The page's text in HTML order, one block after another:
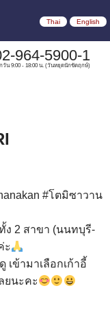
Thai English
964-5900-1
วัน 9:00 - 18:00 น. (วันหยุดนักขัตฤกษ์)
#โตมิซาวาน
ง 2 สาขา (นนทบุรี-
ะ
เข้ามาเลือกเก้าอี้
ยนะคะ